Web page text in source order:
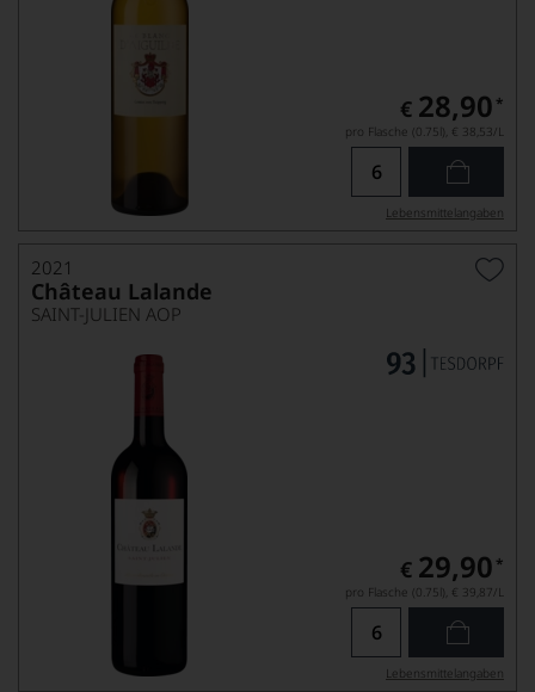
€ 28,90 *
pro Flasche (0.75l), € 38,53/L
Lebensmittel­angaben
2021
Château Lalande
SAINT-JULIEN AOP
€ 29,90 *
pro Flasche (0.75l), € 39,87/L
Lebensmittel­angaben